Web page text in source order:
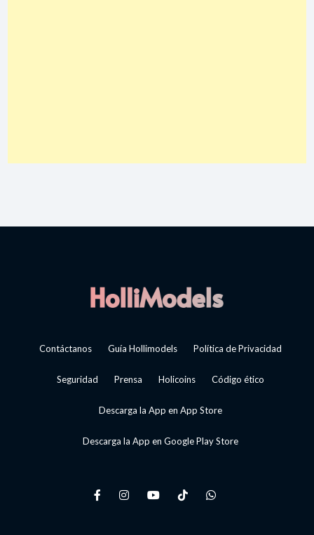
Contáctanos Guía Hollimodels Política de Privacidad
Seguridad Prensa Holicoins Código ético
Descarga la App en App Store
Descarga la App en Google Play Store